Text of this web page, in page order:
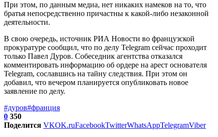
При этом, по данным медиа, нет никаких намеков на то, что
братья непосредственно причастны к какой-либо незаконной
деятельности.
В свою очередь, источник РИА Новости во французской
прокуратуре сообщил, что по делу Telegram сейчас проходит
только Павел Дуров. Собеседник агентства отказался
комментировать информацию об ордере на арест основателя
Telegram, сославшись на тайну следствия. При этом он
добавил, что вечером планируется опубликовать новое
заявление по делу.
#дуров#франция
0 350
Поделится VKOK.ruFacebookTwitterWhatsAppTelegramViber